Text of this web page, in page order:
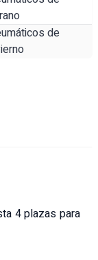
de
4 plazas para